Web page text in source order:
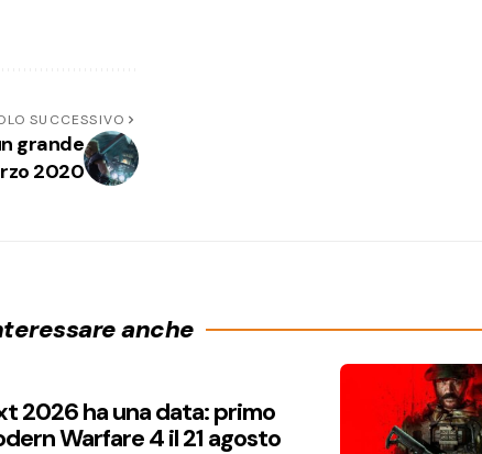
SUCCESSIVO
grande
2020
anche
2026 ha una data: primo
Warfare 4 il 21 agosto